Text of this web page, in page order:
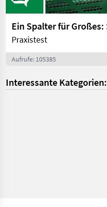
Praxistest
Aufrufe: 105385
Interessante Kategorien: